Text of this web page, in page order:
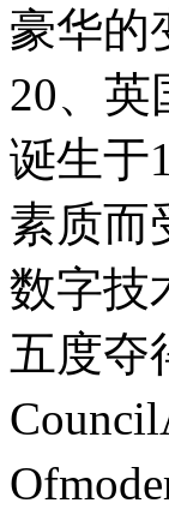
豪华的
20、
诞生于
素质而
数字技
五度夺